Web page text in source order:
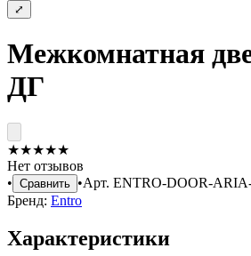
⤢
Межкомнатная
ДГ
★★★★★
Нет отзывов
• Сравнить •Арт. ENTRO-DOOR-
Бренд: Entro
Характеристики